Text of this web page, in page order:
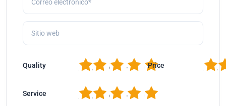
Quality 5
4
3
2 Price 2
Service 5
4
3
2